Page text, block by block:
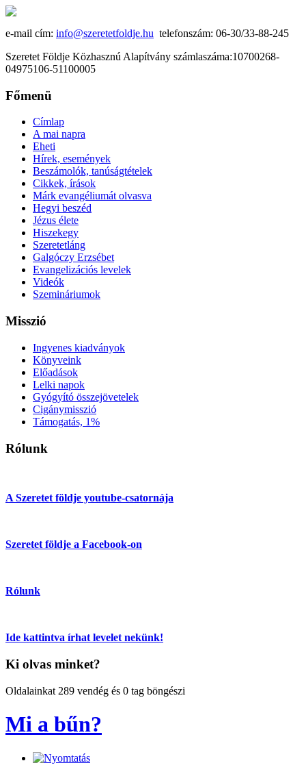
e-mail cím: info@szeretetfoldje.hu telefonszám: 06-30/33-88-245
Szeretet Földje Közhasznú Alapítvány számlaszáma:10700268-
04975106-51100005
Főmenü
Címlap
A mai napra
Eheti
Hírek, események
Beszámolók, tanúságtételek
Cikkek, írások
Márk evangéliumát olvasva
Hegyi beszéd
Jézus élete
Hiszekegy
Szeretetláng
Galgóczy Erzsébet
Evangelizációs levelek
Videók
Szemináriumok
Misszió
Ingyenes kiadványok
Könyveink
Előadások
Lelki napok
Gyógyító összejövetelek
Cigánymisszió
Támogatás, 1%
Rólunk
A Szeretet földje youtube-csatornája
Szeretet földje a Facebook-on
Rólunk
Ide kattintva írhat levelet nekünk!
Ki olvas minket?
Oldalainkat 289 vendég és 0 tag böngészi
Mi a bűn?